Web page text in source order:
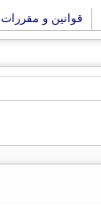
قوانین و مقررات